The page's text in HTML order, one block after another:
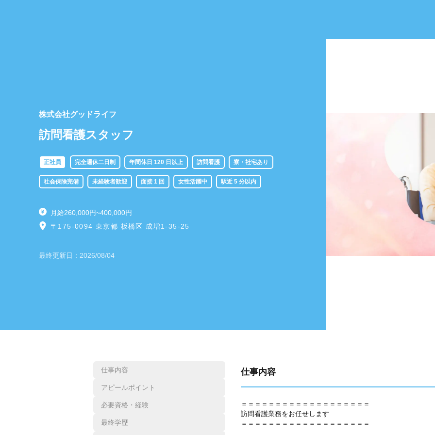
株式会社グッドライフ
訪問看護スタッフ
正社員 完全週休二日制 年間休日 120 日以上 訪問看護 寮・社宅あり
社会保険完備 未経験者歓迎 面接 1 回 女性活躍中 駅近 5 分以内
月給260,000円~400,000円
〒175-0094 東京都 板橋区 成増1-35-25
最終更新日： 2026/08/04
仕事内容
アピールポイント
必要資格・経験
最終学歴
仕事内容
＝＝＝＝＝＝＝＝＝＝＝＝＝＝＝＝＝＝＝
訪問看護業務をお任せします
＝＝＝＝＝＝＝＝＝＝＝＝＝＝＝＝＝＝＝